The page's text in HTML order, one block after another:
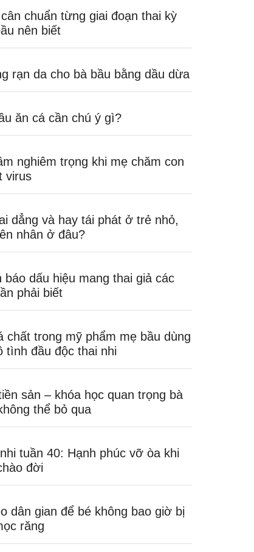
chuẩn từng giai đoạn thai kỳ
nên biết
rạn da cho bà bầu bằng dầu dừa
ăn cá cần chú ý gì?
nghiêm trọng khi mẹ chăm con
virus
dẳng và hay tái phát ở trẻ nhỏ,
nhân ở đâu?
báo dấu hiệu mang thai giả các
phải biết
chất trong mỹ phẩm mẹ bầu dùng
tình đầu độc thai nhi
sản – khóa học quan trọng bà
thể bỏ qua
tuần 40: Hạnh phúc vỡ òa khi
đời
dân gian để bé không bao giờ bị
răng